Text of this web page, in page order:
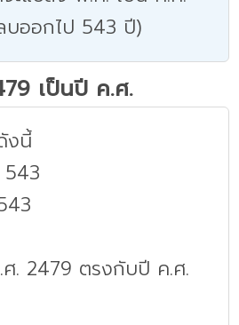
บออกไป 543 ปี)
เป็นปี ค.ศ.
งนี้
. 2479 ตรงกับปี ค.ศ.